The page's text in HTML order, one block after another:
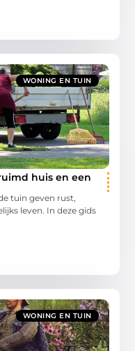
WONING EN TUIN
huis en een
tuin geven rust,
leven. In deze gids
WONING EN TUIN